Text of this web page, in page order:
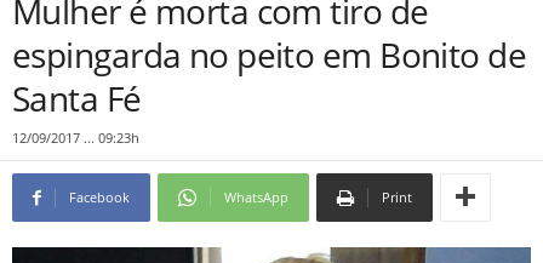
Mulher é morta com tiro de
espingarda no peito em Bonito de
Santa Fé
12/09/2017 ... 09:23h
Facebook WhatsApp Print